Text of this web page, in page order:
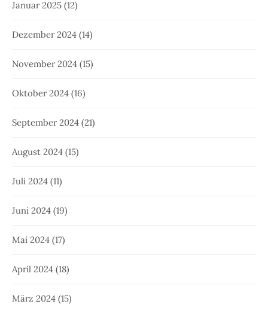
Januar 2025 (12)
Dezember 2024 (14)
November 2024 (15)
Oktober 2024 (16)
September 2024 (21)
August 2024 (15)
Juli 2024 (11)
Juni 2024 (19)
Mai 2024 (17)
April 2024 (18)
März 2024 (15)